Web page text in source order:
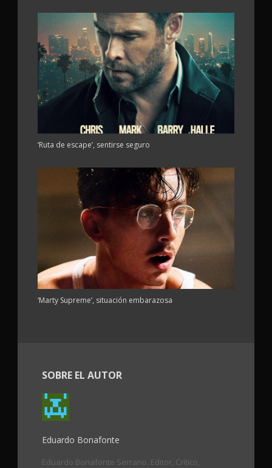
‘Ruta de escape’, sentirse seguro
‘Marty Supreme’, situación embarazosa
SOBRE EL AUTOR
Eduardo Bonafonte
Eduardo Bonafonte Serrano. Editor, Crítico,